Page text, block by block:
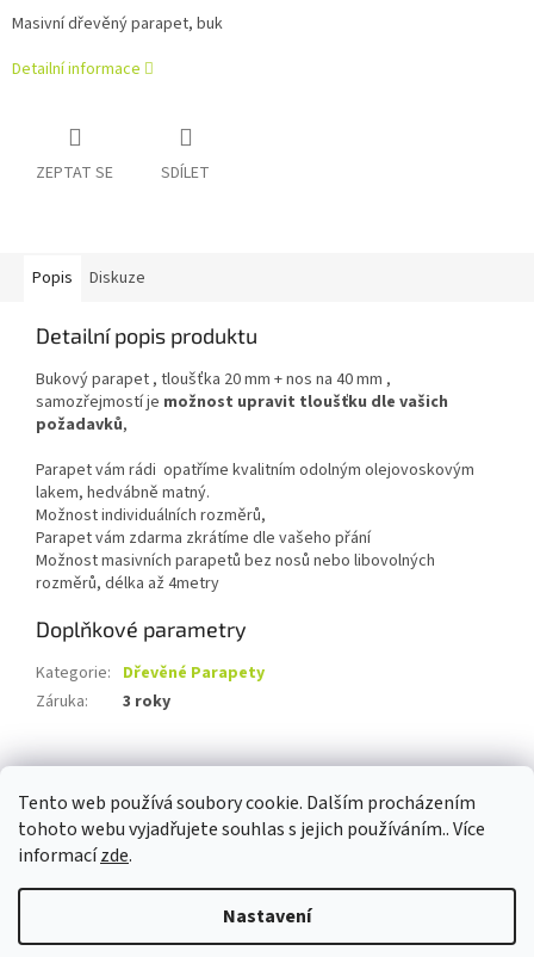
Tento web používá soubory cookie. Dalším procházením
tohoto webu vyjadřujete souhlas s jejich používáním.. Více
informacízde.
Nastavení
Masivní dřevěný parapet, buk
Detailní informace
ZEPTAT SE SDÍLET
Popis Diskuze
Detailní popis produktu
Bukový parapet , tloušťka 20 mm + nos na 40 mm ,
samozřejmostí je možnost upravit tloušťku dle vašich
požadavků,
Parapet vám rádi opatříme kvalitním odolným olejovoskovým
lakem, hedvábně matný.
Možnost individuálních rozměrů,
Parapet vám zdarma zkrátíme dle vašeho přání
Možnost masivních parapetů bez nosů nebo libovolných
rozměrů, délka až 4metry
Doplňkové parametry
Kategorie: Dřevěné Parapety
Záruka: 3 roky
Z
Stolovina.cz Schodnice.cz Nášlapy na schody.cz
Vytvořil Shoptet